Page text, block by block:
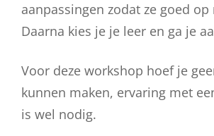
aanpassingen zodat ze goed op
Daarna kies je je leer en ga je
Voor deze workshop hoef je
kunnen maken, ervaring met
is wel nodig.